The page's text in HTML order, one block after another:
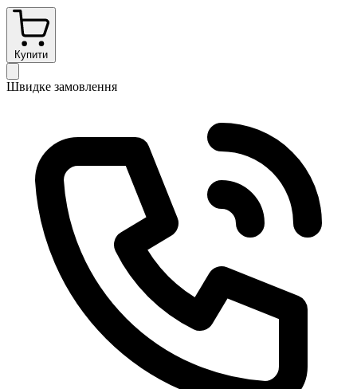
Купити
Швидке замовлення